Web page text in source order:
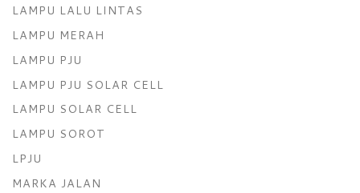
LAMPU LALU LINTAS
LAMPU MERAH
LAMPU PJU
LAMPU PJU SOLAR CELL
LAMPU SOLAR CELL
LAMPU SOROT
LPJU
MARKA JALAN